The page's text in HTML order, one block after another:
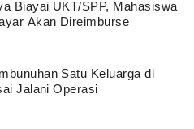
Biayai UKT/SPP, Mahasiswa
Akan Direimburse
Satu Keluarga di
Jalani Operasi